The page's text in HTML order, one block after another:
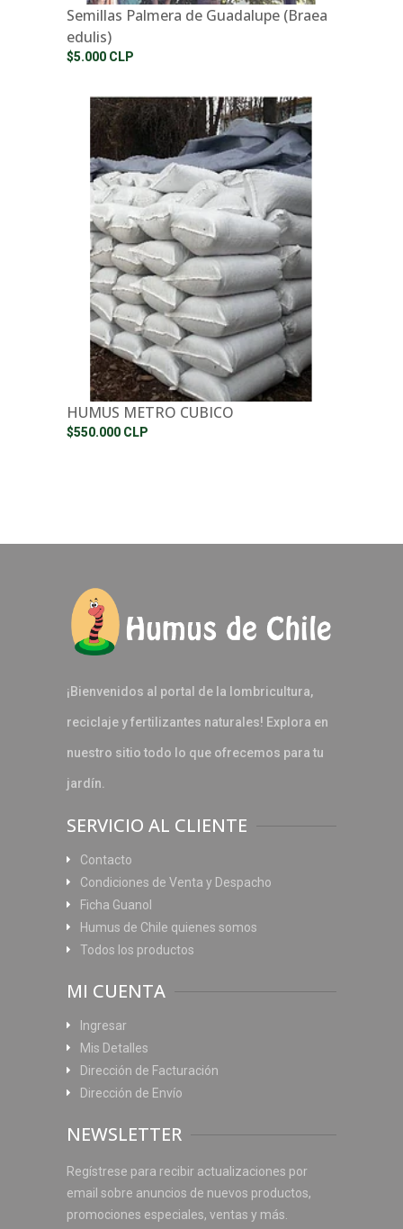
Semillas Palmera de Guadalupe (Braea
edulis)
$5.000 CLP
HUMUS METRO CUBICO
$550.000 CLP
¡Bienvenidos al portal de la lombricultura,
reciclaje y fertilizantes naturales! Explora en
nuestro sitio todo lo que ofrecemos para tu
jardín.
SERVICIO AL CLIENTE
Contacto
Condiciones de Venta y Despacho
Ficha Guanol
Humus de Chile quienes somos
Todos los productos
MI CUENTA
Ingresar
Mis Detalles
Dirección de Facturación
Dirección de Envío
NEWSLETTER
Regístrese para recibir actualizaciones por
email sobre anuncios de nuevos productos,
promociones especiales, ventas y más.